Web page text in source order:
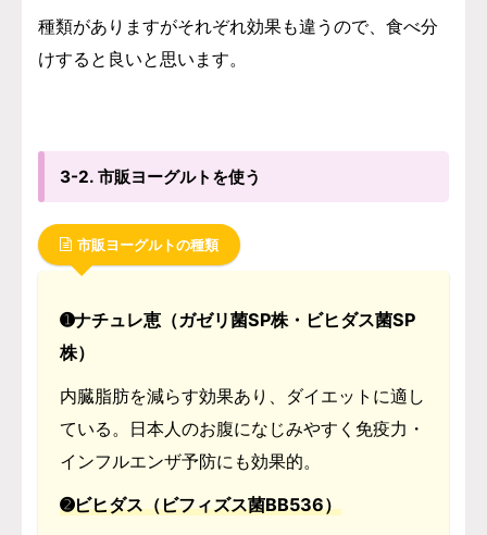
種類がありますがそれぞれ効果も違うので、食べ分
けすると良いと思います。
3-2. 市販ヨーグルトを使う
市販ヨーグルトの種類
➊ナチュレ恵（ガゼリ菌SP株・ビヒダス菌SP
株）
内臓脂肪を減らす効果あり、ダイエットに適し
ている。日本人のお腹になじみやすく免疫力・
インフルエンザ予防にも効果的。
➋ビヒダス（ビフィズス菌BB536）